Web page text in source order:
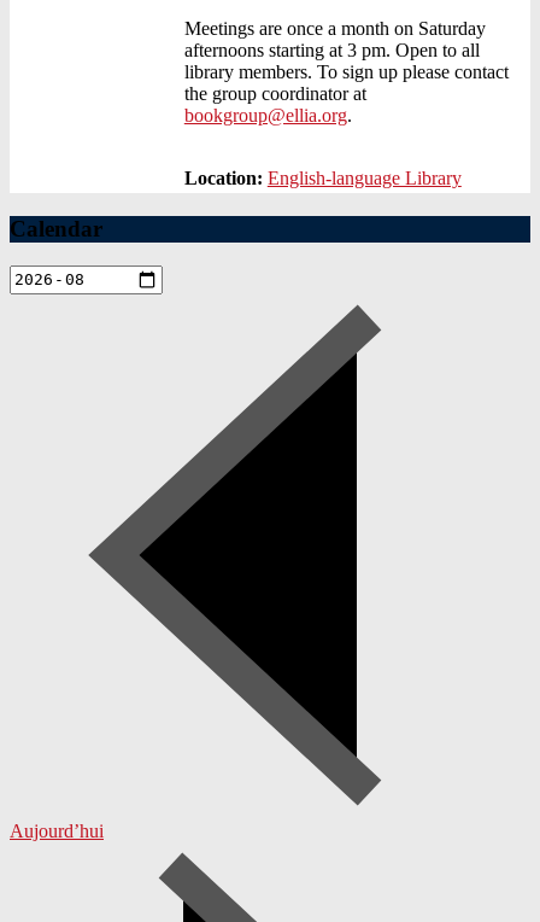
Meetings are once a month on Saturday
afternoons starting at 3 pm. Open to all
library members. To sign up please contact
the group coordinator at
bookgroup@ellia.org.
Location: English-language Library
Calendar
Aujourd’hui